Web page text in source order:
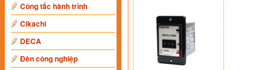
Công tắc hành trình
Cikachi
DECA
Đèn công nghiệp